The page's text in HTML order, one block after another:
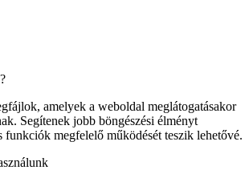
amelyek a weboldal meglátogatásakor
Segítenek jobb böngészési élményt
funkciók megfelelő működését teszik lehetővé.